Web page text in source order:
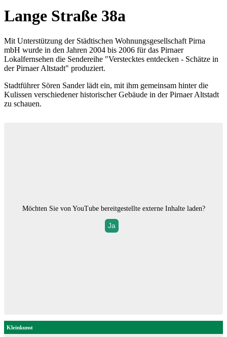
Lange Straße 38a
Mit Unterstützung der Städtischen Wohnungsgesellschaft Pirna
mbH wurde in den Jahren 2004 bis 2006 für das Pirnaer
Lokalfernsehen die Sendereihe "Verstecktes entdecken - Schätze in
der Pirnaer Altstadt" produziert.
Stadtführer Sören Sander lädt ein, mit ihm gemeinsam hinter die
Kulissen verschiedener historischer Gebäude in der Pirnaer Altstadt
zu schauen.
Möchten Sie von YouTubebereitgestellte externe Inhalte laden?
Ja
Kleinkunst